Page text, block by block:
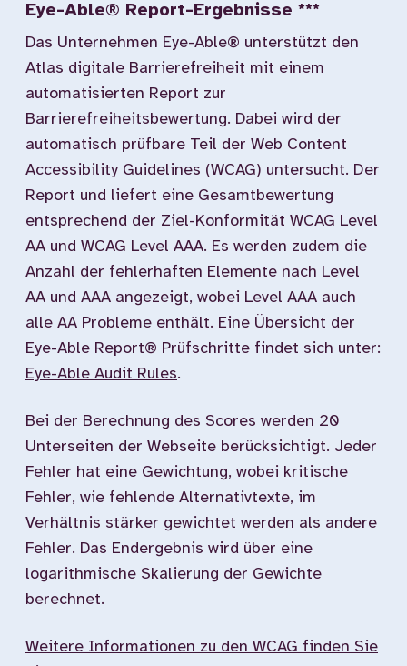
Eye-Able® Report-Ergebnisse ***
Das Unternehmen Eye-Able® unterstützt den
Atlas digitale Barrierefreiheit mit einem
automatisierten Report zur
Barrierefreiheitsbewertung. Dabei wird der
automatisch prüfbare Teil der Web Content
Accessibility Guidelines (WCAG) untersucht. Der
Report und liefert eine Gesamtbewertung
entsprechend der Ziel-Konformität WCAG Level
AA und WCAG Level AAA. Es werden zudem die
Anzahl der fehlerhaften Elemente nach Level
AA und AAA angezeigt, wobei Level AAA auch
alle AA Probleme enthält. Eine Übersicht der
Eye-Able Report® Prüfschritte findet sich unter:
Eye-Able Audit Rules.
Bei der Berechnung des Scores werden 20
Unterseiten der Webseite berücksichtigt. Jeder
Fehler hat eine Gewichtung, wobei kritische
Fehler, wie fehlende Alternativtexte, im
Verhältnis stärker gewichtet werden als andere
Fehler. Das Endergebnis wird über eine
logarithmische Skalierung der Gewichte
berechnet.
Weitere Informationen zu den WCAG finden Sie